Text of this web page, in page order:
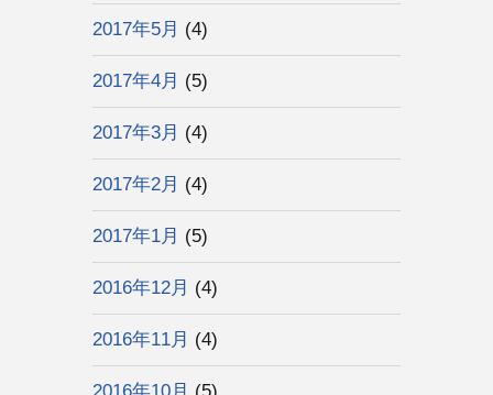
2017年5月 (4)
2017年4月 (5)
2017年3月 (4)
2017年2月 (4)
2017年1月 (5)
2016年12月 (4)
2016年11月 (4)